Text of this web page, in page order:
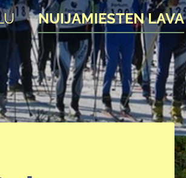
NUIJAMIESTEN LAVA